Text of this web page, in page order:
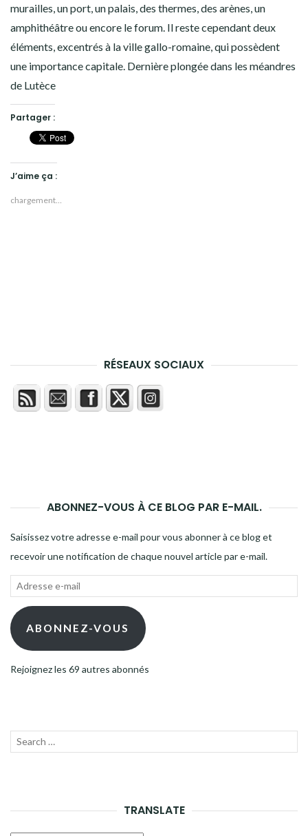
murailles, un port, un palais, des thermes, des arènes, un
amphithéâtre ou encore le forum. Il reste cependant deux
éléments, excentrés à la ville gallo-romaine, qui possèdent
une importance capitale. Dernière plongée dans les méandres
de Lutèce
Partager :
J’aime ça :
chargement…
RÉSEAUX SOCIAUX
ABONNEZ-VOUS À CE BLOG PAR E-MAIL.
Saisissez votre adresse e-mail pour vous abonner à ce blog et
recevoir une notification de chaque nouvel article par e-mail.
Adresse
mail ABONNEZ-VOUS
Rejoignez les 69 autres abonnés
Recherche
TRANSLATE